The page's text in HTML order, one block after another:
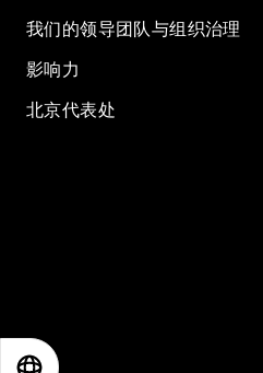
我们的领导团队与组织治理
影响力
北京代表处